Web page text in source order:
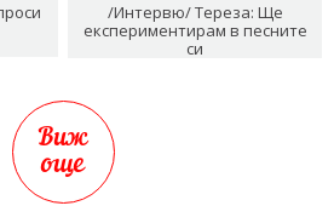
/Интервю/ Тереза: Ще
експериментирам в песните
си
Виж
още